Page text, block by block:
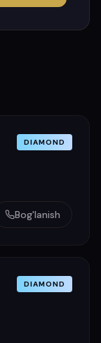
DIAMOND
Bog'lanish
DIAMOND